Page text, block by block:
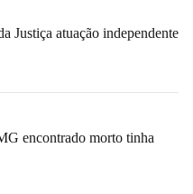
Justiça atuação independente
encontrado morto tinha